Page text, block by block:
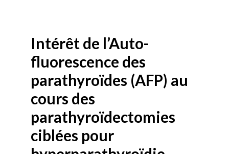
Intérêt de l’Auto-
fluorescence des
parathyroïdes (AFP) au
cours des
parathyroïdectomies
ciblées pour